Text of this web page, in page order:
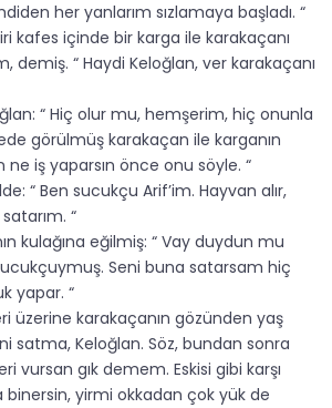
her yanlarım sızlamaya başladı. “
kafes içinde bir karga ile karakaçanı
demiş. “ Haydi Keloğlan, ver karakaçanı
“ Hiç olur mu, hemşerim, hiç onunla
görülmüş karakaçan ile karganın
iş yaparsın önce onu söyle. “
“ Ben sucukçu Arif’im. Hayvan alır,
“
kulağına eğilmiş: “ Vay duydun mu
Seni buna satarsam hiç
yapar. “
üzerine karakaçanın gözünden yaş
satma, Keloğlan. Söz, bundan sonra
vursan gık demem. Eskisi gibi karşı
binersin, yirmi okkadan çok yük de